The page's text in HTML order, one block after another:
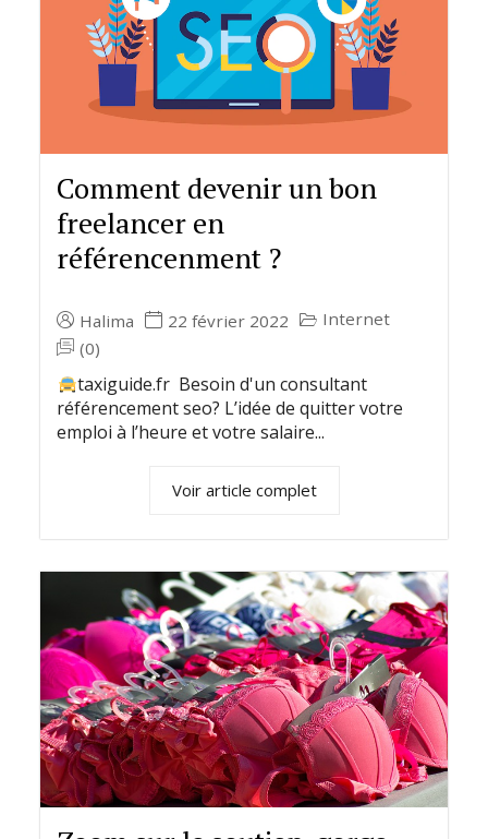
Comment devenir un bon
freelancer en
référencenment ?
Halima 22 février 2022
Internet
(0)
taxiguide.fr Besoin d'un consultant
référencement seo? L’idée de quitter votre
emploi à l’heure et votre salaire...
Voir article complet